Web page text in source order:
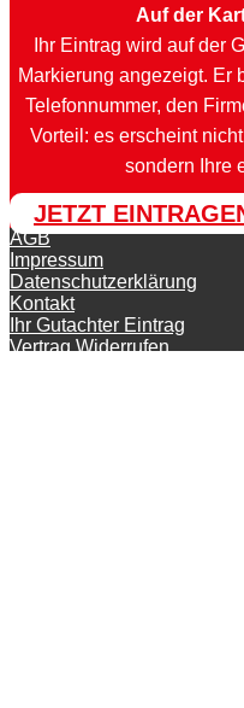
Auf der
Ihr Eintrag wird auf der
Markierung angezeigt. Er
Telefonnummer, den
Vorteil: es erscheint
sondern Ihre
JETZT
AGB
Impressum
Datenschutzerklärung
Kontakt
Ihr Gutachter Eintrag
Vertrag Widerrufen